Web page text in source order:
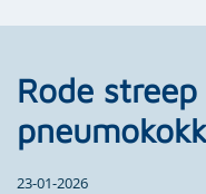
Rode
23-01-2026